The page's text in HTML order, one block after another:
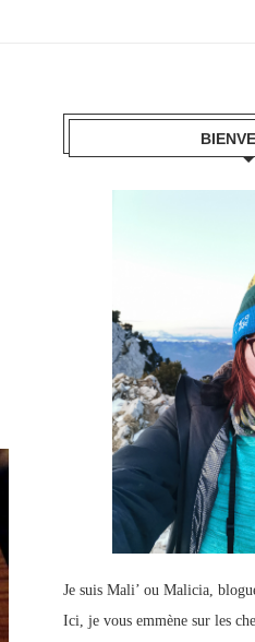
Je suis Mali’ ou Malicia,
Ici, je vous emmène sur les